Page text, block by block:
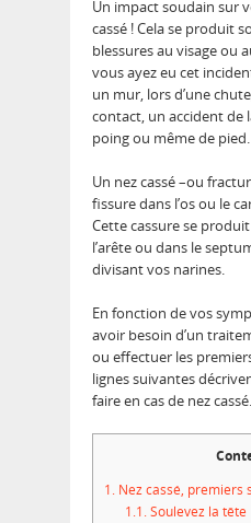
Un impact soudain sur
cassé ! Cela se produit
blessures au visage ou
vous ayez eu cet
un mur, lors d’une
contact, un accident de
poing ou même de pied.
Un nez cassé –ou
fissure dans l’os ou le
Cette cassure se
l’arête ou dans le
divisant vos narines.
En fonction de vos
avoir besoin d’un
ou effectuer les
lignes suivantes
faire en cas de nez cassé.
1. Nez cassé, premiers
1.1.Soulevez la tête